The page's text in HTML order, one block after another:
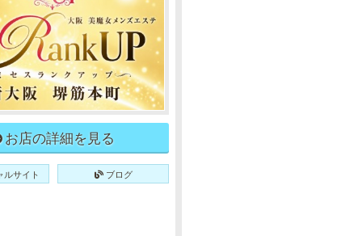
お店の詳細を見る
ルサイト ブログ